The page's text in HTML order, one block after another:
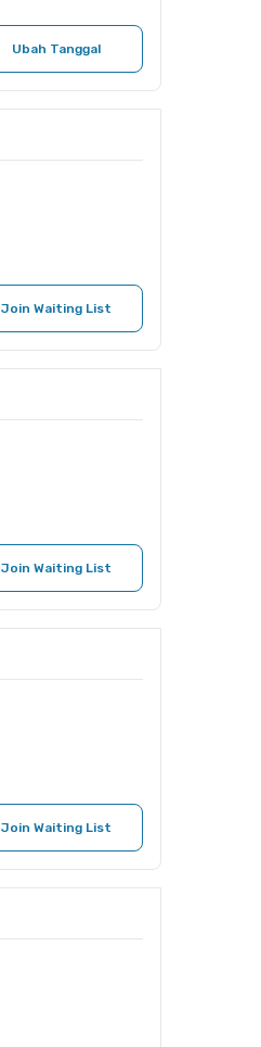
Ubah Tanggal
Join Waiting List
Join Waiting List
Join Waiting List